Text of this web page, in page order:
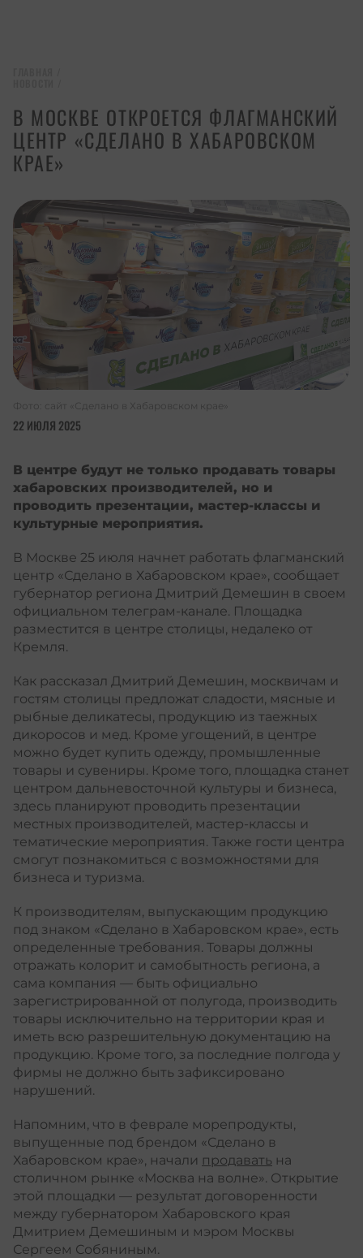
В МОСКВЕ ОТКРОЕТСЯ ФЛАГМАНСКИЙ
ЦЕНТР «СДЕЛАНО В ХАБАРОВСКОМ
КРАЕ»
22 ИЮЛЯ 2025
Фото: сайт «Сделано в Хабаровском крае»
В центре будут не только продавать товары
хабаровских производителей, но и
проводить презентации, мастер-классы и
культурные мероприятия.
В Москве 25 июля начнет работать флагманский
центр «Сделано в Хабаровском крае», сообщает
губернатор региона Дмитрий Демешин в своем
официальном телеграм-канале. Площадка
разместится в центре столицы, недалеко от
Кремля.
Как рассказал Дмитрий Демешин, москвичам и
гостям столицы предложат сладости, мясные и
рыбные деликатесы, продукцию из таежных
дикоросов и мед. Кроме угощений, в центре
можно будет купить одежду, промышленные
товары и сувениры. Кроме того, площадка станет
центром дальневосточной культуры и бизнеса,
здесь планируют проводить презентации
местных производителей, мастер-классы и
тематические мероприятия. Также гости центра
смогут познакомиться с возможностями для
бизнеса и туризма.
К производителям, выпускающим продукцию
под знаком «Сделано в Хабаровском крае», есть
определенные требования. Товары должны
отражать колорит и самобытность региона, а
сама компания — быть официально
зарегистрированной от полугода, производить
товары исключительно на территории края и
иметь всю разрешительную документацию на
продукцию. Кроме того, за последние полгода у
фирмы не должно быть зафиксировано
нарушений.
Напомним, что в феврале морепродукты,
выпущенные под брендом «Сделано в
Хабаровском крае», начали продавать на
столичном рынке «Москва на волне». Открытие
этой площадки — результат договоренности
между губернатором Хабаровского края
Дмитрием Демешиным и мэром Москвы
Сергеем Собяниным.